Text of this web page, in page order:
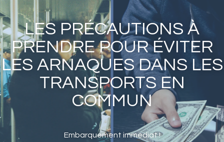
LES PRÉCAUTIONS À
PRENDRE POUR ÉVITER
LES ARNAQUES DANS LES
TRANSPORTS EN
COMMUN
Embarquement immédiat !